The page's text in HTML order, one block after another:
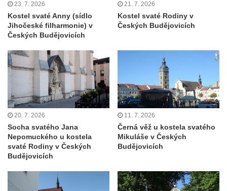
Hrobka rodiny Rohn na hřbitově v
Šumburku nad Desnou – Tanvaldu
Hřbitovní kaple v Šumburku nad Desnou –
Tanvaldu
Kostel svatého Františka z Assisi v Tanvaldu
Riedlova hrobka v Desné
Kaple svaté Alžběty Durynské v Dolních
Křečanech
Márnice nového hřbitova ve Starých
Křečanech
Bývalá márnice u hřbitova v Dubé
Kostel Nalezení svatého Kříže v Dubé
Kostel Nanebevzetí Panny Marie v
23. 7. 2026
Kostel svaté Anny (sídlo
Jihočeské filharmonie) v
Českých Budějovicích
21. 7. 2026
Kostel svaté Rodiny v
Českých Budějovicích
20. 7. 2026
Socha svatého Jana
Nepomuckého u kostela
svaté Rodiny v Českých
Budějovicích
11. 7. 2026
Černá věž u kostela svatého
Mikuláše v Českých
Budějovicích